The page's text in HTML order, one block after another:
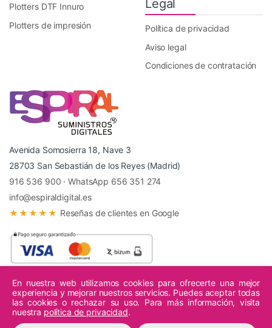
Plotters DTF Innuro
Plotters de impresión
Legal
Política de privacidad
Aviso legal
Condiciones de contratación
Avenida Somosierra 18, Nave 3
28703 San Sebastián de los Reyes (Madrid)
916 536 900 ·WhatsApp 656 351 274
info@espiraldigital.es
★★★★★ Reseñas de clientes en Google
© 2026 Espiral Digital - Todos los derechos reservados.
En nuestra web utilizamos cookies para ofrecerte una mejor
experiencia y mejorar nuestros servicios. Puedes aceptar todas
las cookies o rechazar su uso. Para más información, visita
nuestra política de privacidad.